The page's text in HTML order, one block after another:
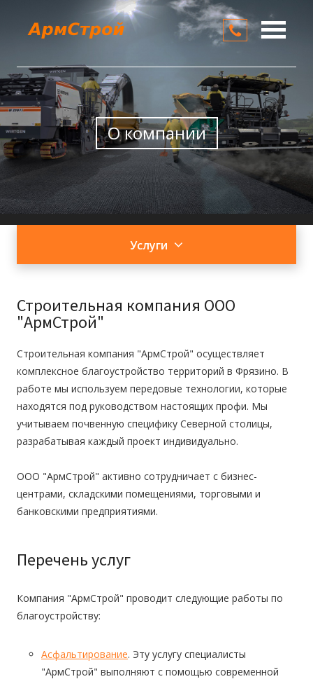
О компании
Услуги
Цены
Контакты
О компании
Услуги
Строительная компания ООО
"АрмСтрой"
Строительная компания "АрмСтрой" осуществляет
комплексное благоустройство территорий в Фрязино. В
работе мы используем передовые технологии, которые
находятся под руководством настоящих профи. Мы
учитываем почвенную специфику Северной столицы,
разрабатывая каждый проект индивидуально.
ООО "АрмСтрой" активно сотрудничает с бизнес-
центрами, складскими помещениями, торговыми и
банковскими предприятиями.
Перечень услуг
Компания "АрмСтрой" проводит следующие работы по
благоустройству:
Асфальтирование. Эту услугу специалисты
"АрмСтрой" выполняют с помощью современной